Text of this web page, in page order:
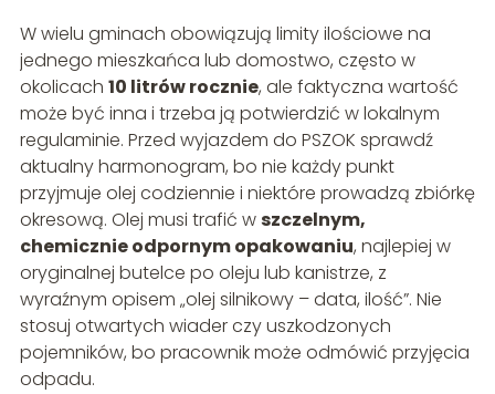
W wielu gminach obowiązują limity ilościowe na
jednego mieszkańca lub domostwo, często w
okolicach 10 litrów rocznie, ale faktyczna wartość
może być inna i trzeba ją potwierdzić w lokalnym
regulaminie. Przed wyjazdem do PSZOK sprawdź
aktualny harmonogram, bo nie każdy punkt
przyjmuje olej codziennie i niektóre prowadzą zbiórkę
okresową. Olej musi trafić wszczelnym,
chemicznie odpornym opakowaniu, najlepiej w
oryginalnej butelce po oleju lub kanistrze, z
wyraźnym opisem „olej silnikowy – data, ilość”. Nie
stosuj otwartych wiader czy uszkodzonych
pojemników, bo pracownik może odmówić przyjęcia
odpadu.